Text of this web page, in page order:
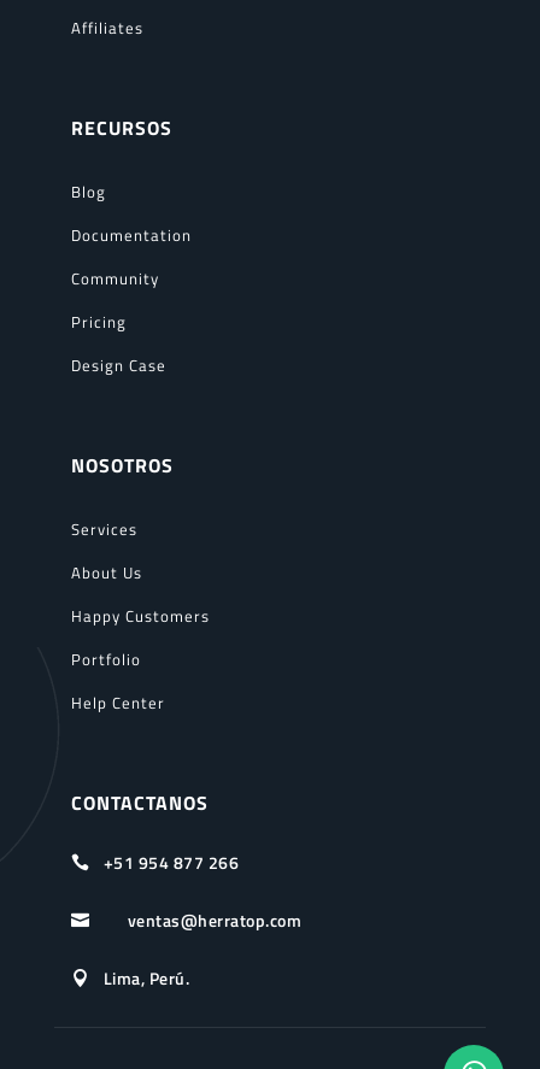
Affiliates
RECURSOS
Blog
Documentation
Community
Pricing
Design Case
NOSOTROS
Services
About Us
Happy Customers
Portfolio
Help Center
CONTACTANOS
 +51 954 877 266
 ventas@herratop.com
 Lima, Perú.